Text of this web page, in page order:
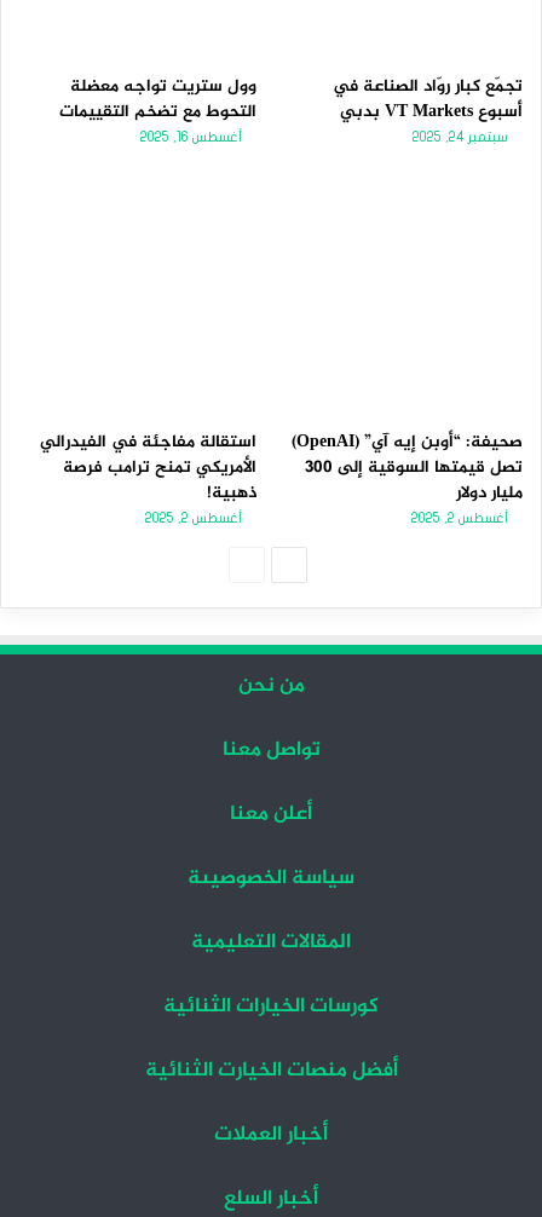
تجمّع كبار روّاد الصناعة في
أسبوع VT Markets بدبي
سبتمبر 24, 2025
وول ستريت تواجه معضلة
التحوط مع تضخم التقييمات
أغسطس 16, 2025
صحيفة: “أوبن إيه آي” (OpenAI)
تصل قيمتها السوقية إلى 300
مليار دولار
أغسطس 2, 2025
استقالة مفاجئة في الفيدرالي
الأمريكي تمنح ترامب فرصة
ذهبية!
أغسطس 2, 2025
من نحن
تواصل معنا
أعلن معنا
سياسة الخصوصيىة
المقالات التعليمية
كورسات الخيارات الثنائية
أفضل منصات الخيارت الثنائية
أخبار العملات
أخبار السلع